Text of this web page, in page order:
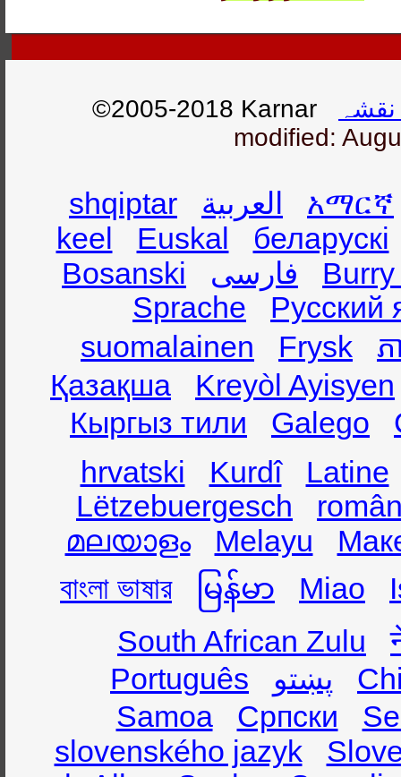
©2005-2018 Karnar
modified:
shqiptar العربية
አማርኛ
keel
Euskal
беларускі
Bosanski
فارسی
Sprache
Русский
suomalainen
Frysk
ភ
Қазақша
Kreyòl Ayisyen
Кыргыз тили
Galego
hrvatski
Kurdî
Latine
Lëtzebuergesch
മലയാളം
Melayu
বাংলা ভাষার
မြန်မာ Miao
South African Zulu
Português
پښتو
Samoa
Српски
slovenského jazyk